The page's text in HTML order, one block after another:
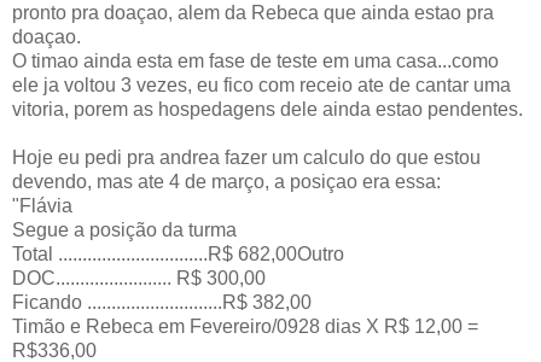
pronto pra doaçao, alem da Rebeca que ainda estao pra
doaçao.
O timao ainda esta em fase de teste em uma casa...como
ele ja voltou 3 vezes, eu fico com receio ate de cantar uma
vitoria, porem as hospedagens dele ainda estao pendentes.
Hoje eu pedi pra andrea fazer um calculo do que estou
devendo, mas ate 4 de março, a posiçao era essa:
"Flávia
Segue a posição da turma
Total ...............................R$ 682,00Outro
DOC........................ R$ 300,00
Ficando ............................R$ 382,00
Timão e Rebeca em Fevereiro/0928 dias X R$ 12,00 =
R$336,00